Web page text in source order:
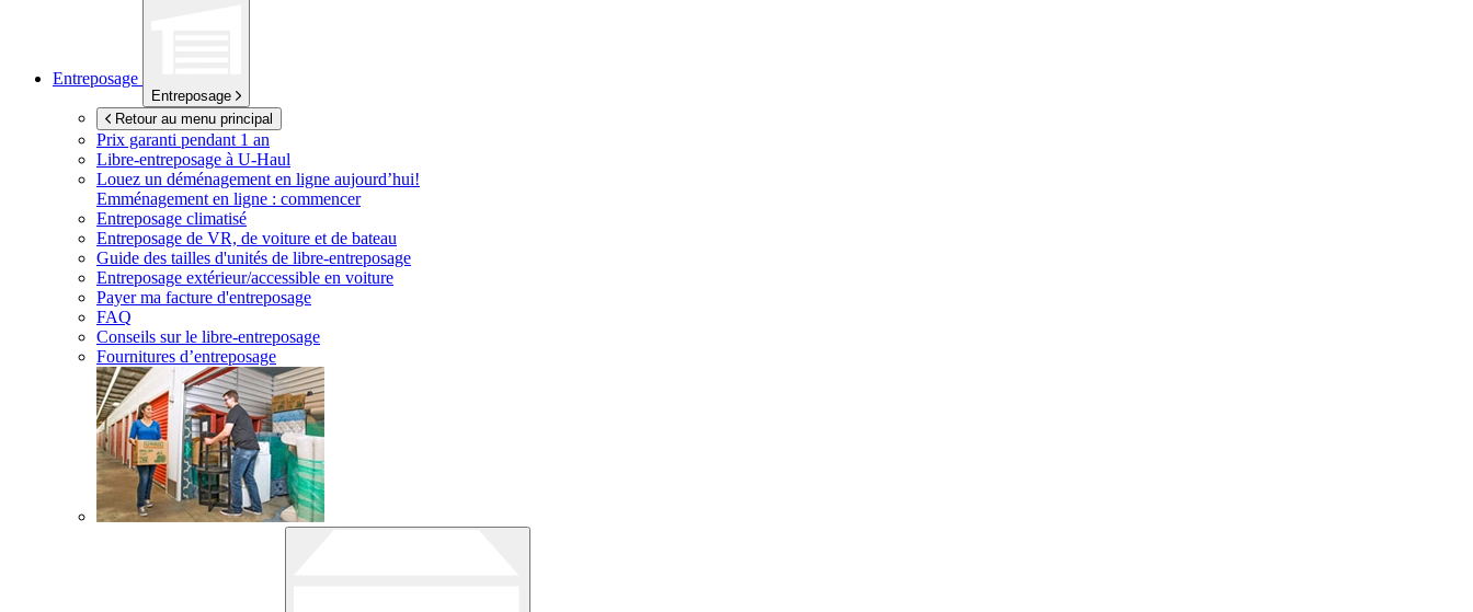
Entreposage
Entreposage
Retour au menu principal
Prix garanti pendant 1 an
Libre-entreposage à U-Haul
Louez un déménagement en ligne aujourd’hui!
Emménagement en ligne : commencer
Entreposage climatisé
Entreposage de VR, de voiture et de bateau
Guide des tailles d'unités de libre-entreposage
Entreposage extérieur/accessible en voiture
Payer ma facture d'entreposage
FAQ
Conseils sur le libre-entreposage
Fournitures d’entreposage